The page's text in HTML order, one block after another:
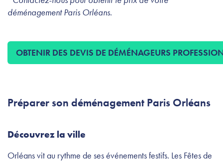
déménagement Paris Orléans.
OBTENIR DES DEVIS DE DÉMÉNAGEURS
Préparer son déménagement Paris Orléans
Découvrez la ville
Orléans vit au rythme de ses événements festifs. Les Fêtes de